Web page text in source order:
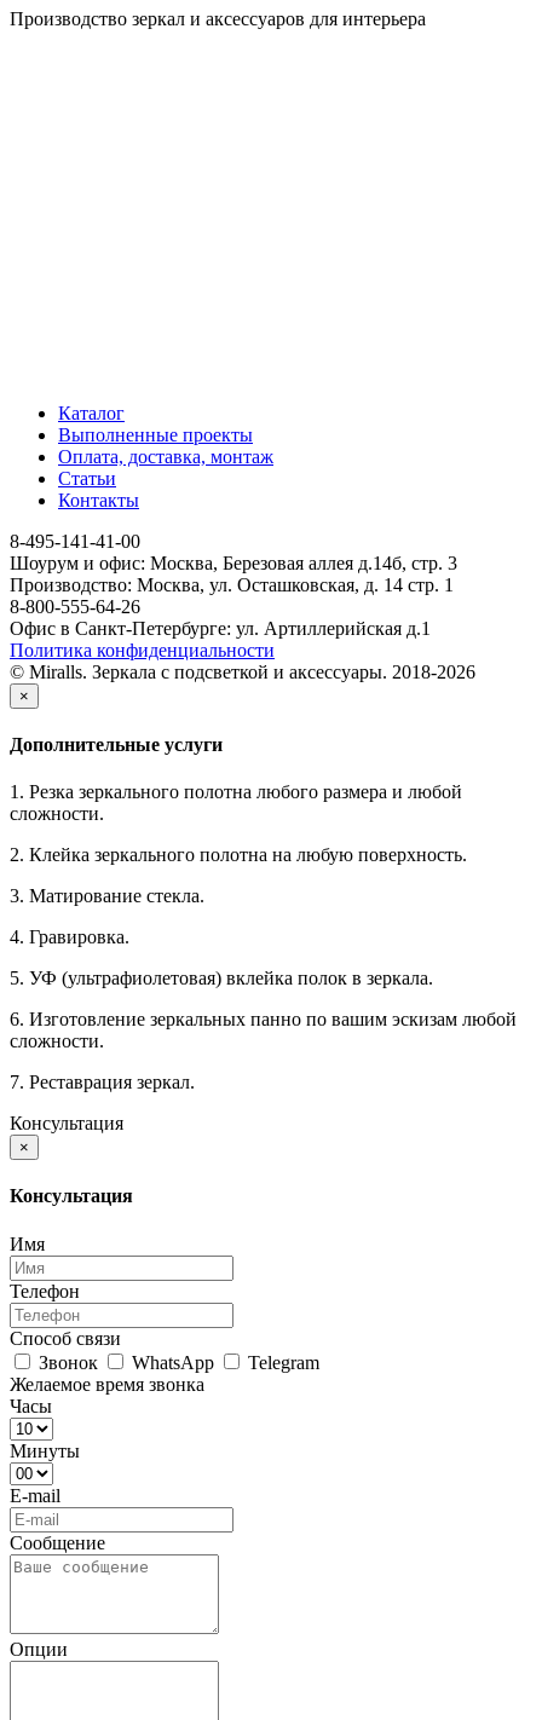
Производство зеркал и аксессуаров для интерьера
Каталог
Выполненные проекты
Оплата, доставка, монтаж
Статьи
Контакты
8-495-141-41-00
Шоурум и офис: Москва, Березовая аллея д.14б, стр. 3
Производство: Москва, ул. Осташковская, д. 14 стр. 1
8-800-555-64-26
Офис в Санкт-Петербурге: ул. Артиллерийская д.1
Политика конфиденциальности
© Miralls. Зеркала с подсветкой и аксессуары. 2018-2026
×
Дополнительные услуги
1. Резка зеркального полотна любого размера и любой
сложности.
2. Клейка зеркального полотна на любую поверхность.
3. Матирование стекла.
4. Гравировка.
5. УФ (ультрафиолетовая) вклейка полок в зеркала.
6. Изготовление зеркальных панно по вашим эскизам любой
сложности.
7. Реставрация зеркал.
Консультация
×
Консультация
Имя
Телефон
Способ связи
Звонок
WhatsApp
Telegram
Желаемое время звонка
Часы
Минуты
E-mail
Сообщение
Опции